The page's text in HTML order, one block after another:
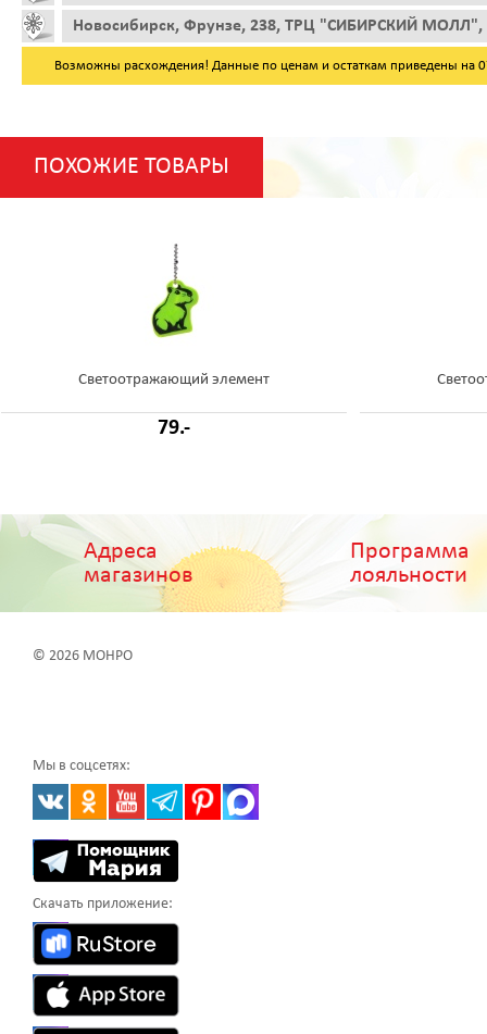
Новосибирск, Фрунзе, 238, ТРЦ "СИБИРСКИЙ МОЛЛ",
Возможны расхождения! Данные по ценам и остаткам приведены на
ПОХОЖИЕ ТОВАРЫ
Светоотражающий элемент
79.-
Адреса
магазинов
Программа
лояльности
© 2026 МОНРО
Мы в соцсетях:
Скачать приложение: